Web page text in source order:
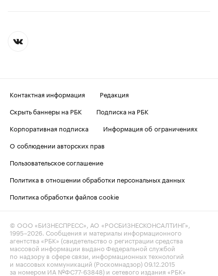
Контактная информация
Редакция
Скрыть баннеры на РБК
Подписка на РБК
Корпоративная подписка
Информация об ограничениях
О соблюдении авторских прав
Пользовательское соглашение
Политика в отношении обработки персональных данных
Политика обработки файлов cookie
© ООО «БИЗНЕСПРЕСС», АО «РОСБИЗНЕСКОНСАЛТИНГ»,
1995–2026. Сообщения и материалы информационного
агентства «РБК» (свидетельство о регистрации средства
массовой информации выдано Федеральной службой
по надзору в сфере связи, информационных технологий
и массовых коммуникаций (Роскомнадзор) 09.12.2015
за номером ИА №ФС77-63848) и сетевого издания «РБК»